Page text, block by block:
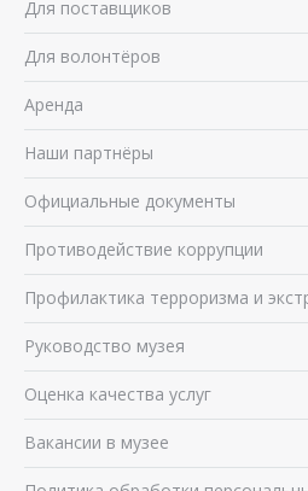
Для поставщиков
Для волонтёров
Аренда
Наши партнёры
Официальные документы
Противодействие коррупции
Профилактика терроризма и
Руководство музея
Оценка качества услуг
Вакансии в музее